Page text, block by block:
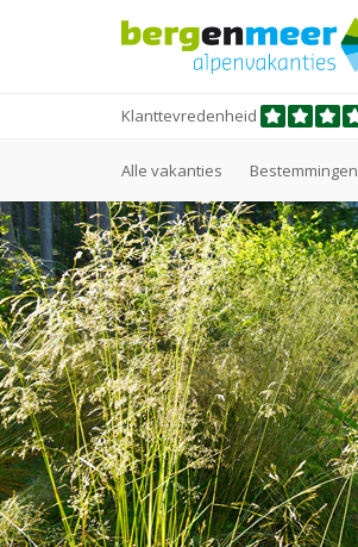
Klanttevredenheid
Alle vakanties Bestemmingen